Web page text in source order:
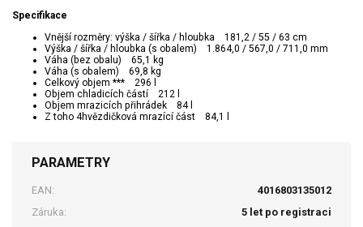
Specifikace
Vnější rozměry: výška / šířka / hloubka 181,2 / 55 / 63 cm
Výška / šířka / hloubka (s obalem) 1.864,0 / 567,0 / 711,0 mm
Váha (bez obalu) 65,1 kg
Váha (s obalem) 69,8 kg
Celkový objem *** 296 l
Objem chladicích částí 212 l
Objem mrazicích přihrádek 84 l
Z toho 4hvězdičková mrazící část 84,1 l
PARAMETRY
EAN:
4016803135012
Záruka:
5 let po registraci